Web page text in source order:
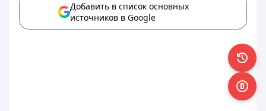
Добавить в список основных
источников в Google